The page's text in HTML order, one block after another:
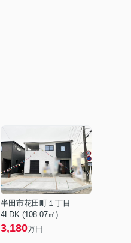
半田市花田町１丁目
4LDK (108.07㎡)
3,180万円